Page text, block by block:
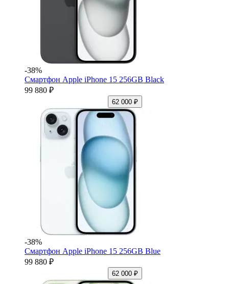
-38%
Смартфон Apple iPhone 15 256GB Black
99 880 ₽
62 000 ₽
-38%
Смартфон Apple iPhone 15 256GB Blue
99 880 ₽
62 000 ₽